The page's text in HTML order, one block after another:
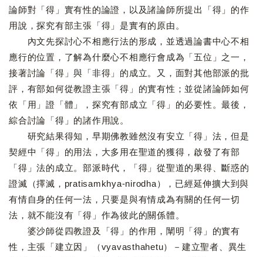
論師對「得」實有性的論證，以及諸論師所提出「得」的作
用說，探究有部主張「得」是實有的原由。
內文先探討心不相應行法的形成，並透過論書中心不相
應行的位置，了解為什麼心不相應行會成為「五位」之一，
接著討論「得」與「非得」的成立。又，面對其他部派的批
評，有部如何從教證主張「得」的實有性；並從諸論師如何
依「用」證「體」，探究有部成立「得」的必要性。最後，
綜合討論「得」的諸作用說。
研究結果得知，早期佛教雖然沒有安立「得」法，但是
契經中「得」的用法，大多用在聖道的獲得，啟發了有部
「得」法的成立。部派時代，「得」從聖道的果得、斷惑的
證滅（擇滅，pratisamkhya-nirodha），已經延伸擴大到與
有情自身的任何一法，只要是與有情成為有關的任何一切
法，就不能沒有「得」作為彼此的關係體。
婆沙師從四教證及「得」的作用，闡明「得」的實有
性，主張「建立因」（vyavasthahetu）－建立聖者、異生